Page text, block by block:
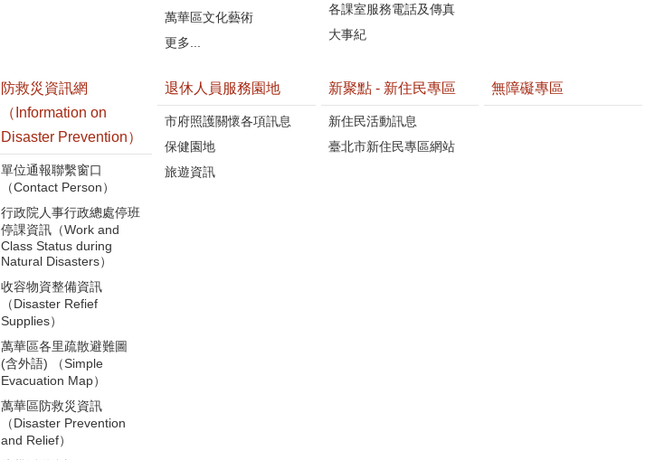
萬華區文化藝術
更多...
各課室服務電話及傳真
大事紀
防救災資訊網
（Information on
Disaster Prevention）
單位通報聯繫窗口
（Contact Person）
行政院人事行政總處停班
停課資訊（Work and
Class Status during
Natural Disasters）
收容物資整備資訊
（Disaster Refief
Supplies）
萬華區各里疏散避難圖
(含外語) （Simple
Evacuation Map）
萬華區防救災資訊
（Disaster Prevention
and Relief）
退休人員服務園地
市府照護關懷各項訊息
保健園地
旅遊資訊
新聚點 - 新住民專區
新住民活動訊息
臺北市新住民專區網站
無障礙專區